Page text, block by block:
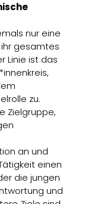
nur eine
gesamtes
Linie ist das
zu.
Zielgruppe,
an und
einen
die jungen
und